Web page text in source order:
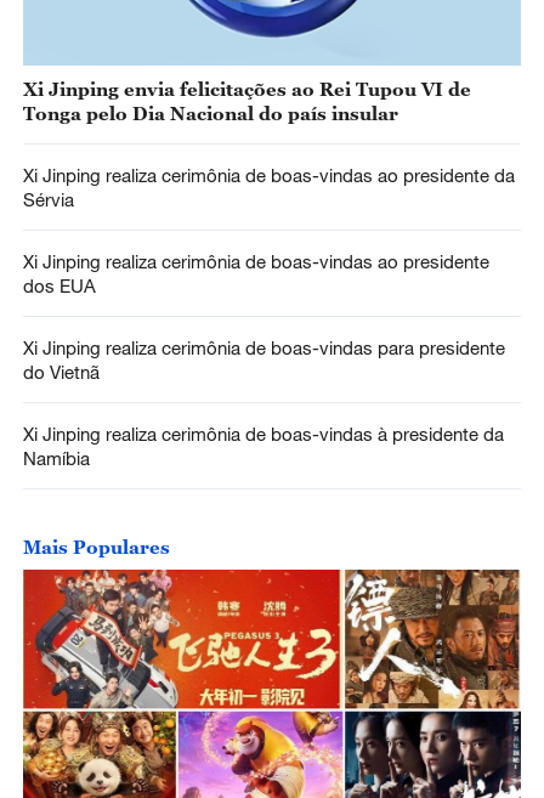
Xi Jinping envia felicitações ao Rei Tupou VI de
Tonga pelo Dia Nacional do país insular
Xi Jinping realiza cerimônia de boas-vindas ao presidente da
Sérvia
Xi Jinping realiza cerimônia de boas-vindas ao presidente
dos EUA
Xi Jinping realiza cerimônia de boas-vindas para presidente
do Vietnã
Xi Jinping realiza cerimônia de boas-vindas à presidente da
Namíbia
Mais Populares